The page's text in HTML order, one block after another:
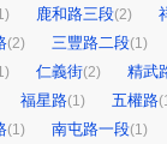
鹿和路三段(2)
(2) 三豐路二段(1)
仁義街(2) 精武
福星路(1) 五權路
(1) 南屯路一段(1)